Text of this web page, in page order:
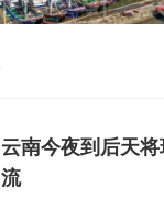
云南今夜到后天
流